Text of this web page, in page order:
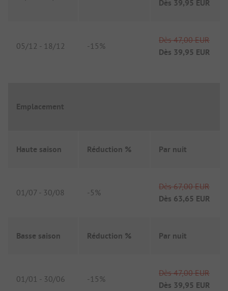
Dès 39,95 EUR
05/12 - 18/12 -15%
Dès 47,00 EUR
Dès 39,95 EUR
Emplacement
Haute saison Réduction % Par nuit
01/07 - 30/08 -5%
Dès 67,00 EUR
Dès 63,65 EUR
Basse saison Réduction % Par nuit
01/01 - 30/06 -15%
Dès 47,00 EUR
Dès 39,95 EUR